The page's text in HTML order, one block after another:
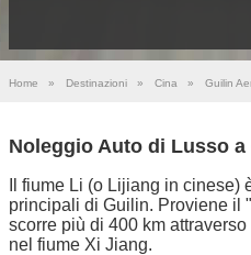
Home » Destinazioni » Cina » Guilin
Noleggio Auto di Lusso
Il fiume Li (o Lijiang in
principali di Guilin. Proviene il
scorre più di 400 km
nel fiume Xi Jiang.